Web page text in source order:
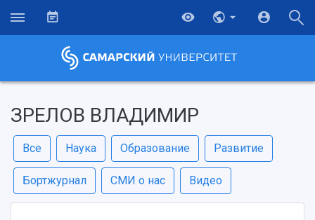
ЗРЕЛОВ ВЛАДИМИР
Все Наука Образование Развитие
Бортжурнал СМИ о нас Видео